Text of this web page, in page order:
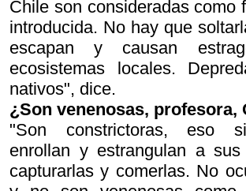
Chile son consideradas como
introducida. No hay que
escapan y causan
ecosistemas locales.
nativos", dice.
¿Son venenosas, profesora,
"Son constrictoras, eso
enrollan y estrangulan a
capturarlas y comerlas. No